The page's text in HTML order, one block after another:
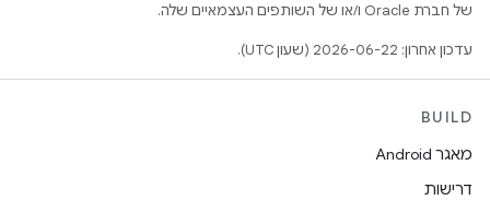
של חברת Oracle ו/או של השותפים העצמאיים שלה.
עדכון אחרון: 2026-06-22 (שעון UTC).
BUILD
מאגר Android
דרישות